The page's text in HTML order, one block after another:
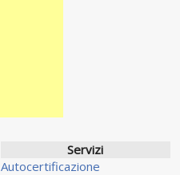
Servizi
Autocertificazione